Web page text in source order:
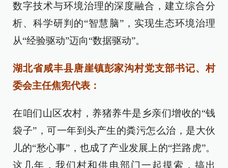
数字技术与环境治理的深度融合，建立综合分
析、科学研判的“智慧脑”，实现生态环境治理
从“经验驱动”迈向“数据驱动”。
湖北省咸丰县唐崖镇彭家沟村党支部书记、村
委会主任焦宪代表：
在咱们山区农村，养猪养牛是乡亲们增收的“钱
袋子”，可一年到头产生的粪污怎么治，是大伙
儿的“愁心事”，也成了产业发展上的“拦路虎”。
这几年，我们村和供电部门一起摸索，搞出